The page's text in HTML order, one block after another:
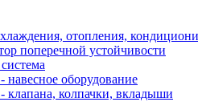
отопления,
поперечной устойчивости
навесное оборудование
клапана, колпачки, вкладыши